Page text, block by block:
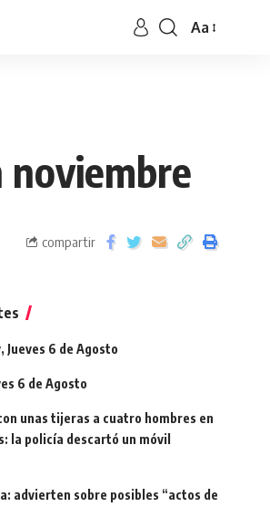
Aa
noviembre
compartir
Jueves 6 de Agosto
6 de Agosto
unas tijeras a cuatro hombres en
la policía descartó un móvil
advierten sobre posibles “actos de